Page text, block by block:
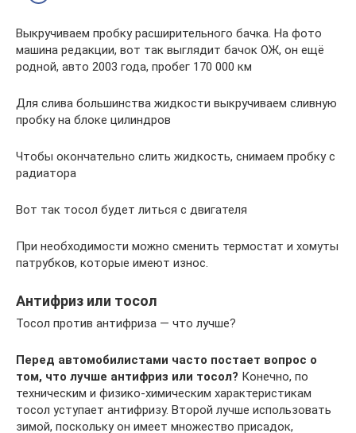
Выкручиваем пробку расширительного бачка. На фото
машина редакции, вот так выглядит бачок ОЖ, он ещё
родной, авто 2003 года, пробег 170 000 км
Для слива большинства жидкости выкручиваем сливную
пробку на блоке цилиндров
Чтобы окончательно слить жидкость, снимаем пробку с
радиатора
Вот так тосол будет литься с двигателя
При необходимости можно сменить термостат и хомуты
патрубков, которые имеют износ.
Антифриз или тосол
Тосол против антифриза — что лучше?
Перед автомобилистами часто постает вопрос о
том, что лучше антифриз или тосол? Конечно, по
техническим и физико-химическим характеристикам
тосол уступает антифризу. Второй лучше использовать
зимой, поскольку он имеет множество присадок,